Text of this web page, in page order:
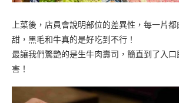
上菜後，店員會說明部位的差異性，每一片
甜，黑毛和牛真的是好吃到不行！
最讓我們驚艷的是生牛肉壽司，簡直到了入
害！